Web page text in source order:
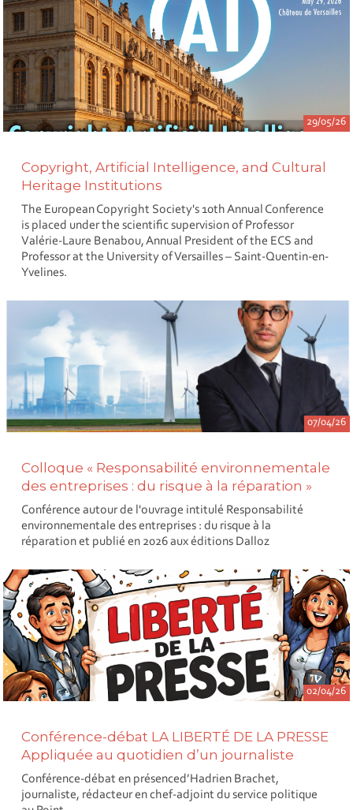
29/05/26
Copyright, Artificial Intelligence, and Cultural
Heritage Institutions
The European Copyright Society's 10th Annual Conference
is placed under the scientific supervision of Professor
Valérie-Laure Benabou, Annual President of the ECS and
Professor at the University of Versailles – Saint-Quentin-en-
Yvelines.
07/04/26
Colloque « Responsabilité environnementale
des entreprises : du risque à la réparation »
Conférence autour de l'ouvrage intitulé Responsabilité
environnementale des entreprises : du risque à la
réparation et publié en 2026 aux éditions Dalloz
02/04/26
Conférence-débat LA LIBERTÉ DE LA PRESSE
Appliquée au quotidien d’un journaliste
Conférence-débat en présenced’Hadrien Brachet,
journaliste, rédacteur en chef-adjoint du service politique